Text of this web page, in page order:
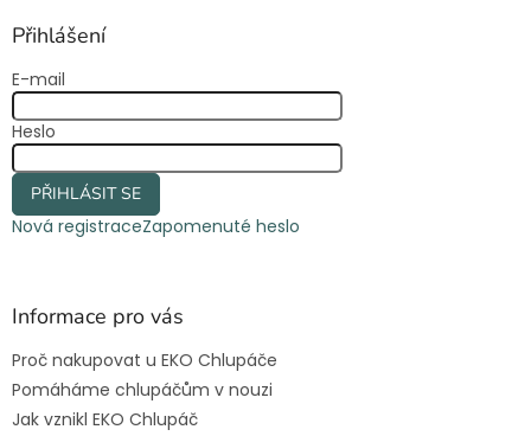
Přihlášení
E-mail
Heslo
PŘIHLÁSIT SE
Nová registraceZapomenuté heslo
Informace pro vás
Proč nakupovat u EKO Chlupáče
Pomáháme chlupáčům v nouzi
Jak vznikl EKO Chlupáč